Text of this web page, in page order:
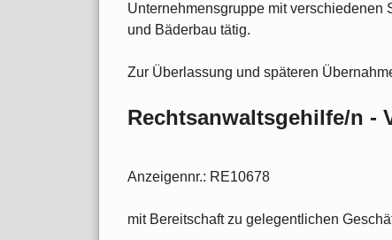
Unternehmensgruppe mit verschiedenen
und Bäderbau tätig.
Zur Überlassung und späteren
Rechtsanwaltsgehilfe/n -
Anzeigennr.: RE10678
mit Bereitschaft zu gelegentlichen